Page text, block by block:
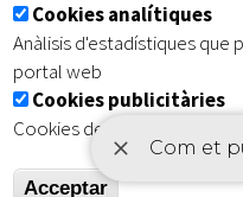
Inici | Avís legal |
| Accessibilitat
Cookies analítiques
Anàlisis d'estadístiques que
portal web
Cookies publicitàries
Cookies de tercers amb
Acceptar